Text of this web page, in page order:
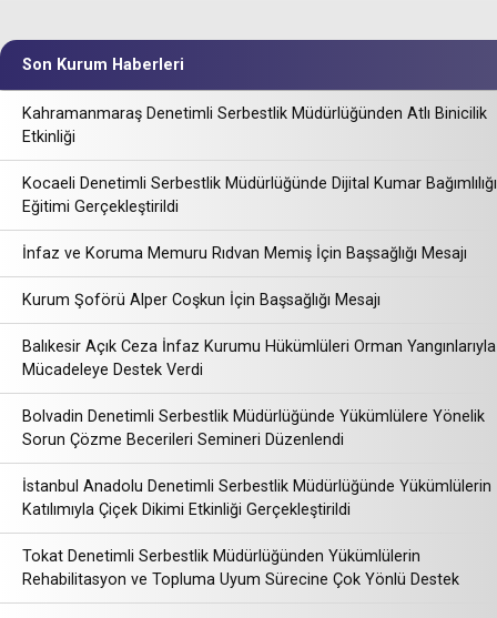
Son Kurum Haberleri
Kahramanmaraş Denetimli Serbestlik Müdürlüğünden Atlı Binicilik
Etkinliği
Kocaeli Denetimli Serbestlik Müdürlüğünde Dijital Kumar Bağımlılığı
Eğitimi Gerçekleştirildi
İnfaz ve Koruma Memuru Rıdvan Memiş İçin Başsağlığı Mesajı
Kurum Şoförü Alper Coşkun İçin Başsağlığı Mesajı
Balıkesir Açık Ceza İnfaz Kurumu Hükümlüleri Orman Yangınlarıyla
Mücadeleye Destek Verdi
Bolvadin Denetimli Serbestlik Müdürlüğünde Yükümlülere Yönelik
Sorun Çözme Becerileri Semineri Düzenlendi
İstanbul Anadolu Denetimli Serbestlik Müdürlüğünde Yükümlülerin
Katılımıyla Çiçek Dikimi Etkinliği Gerçekleştirildi
Tokat Denetimli Serbestlik Müdürlüğünden Yükümlülerin
Rehabilitasyon ve Topluma Uyum Sürecine Çok Yönlü Destek